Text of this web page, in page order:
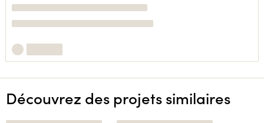
Découvrez des projets similaires